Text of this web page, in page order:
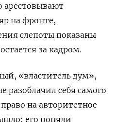
арестовывают
на фронте,
слепоты показаны
за кадром.
«властитель дум»,
разоблачил себя самого
на авторитетное
его поняли